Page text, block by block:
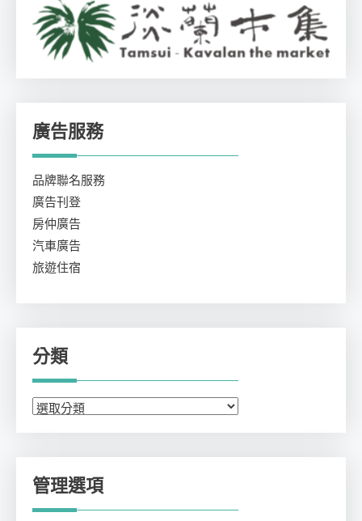
廣告服務
品牌聯名服務
廣告刊登
房仲廣告
汽車廣告
旅遊住宿
分類
分
管理選項